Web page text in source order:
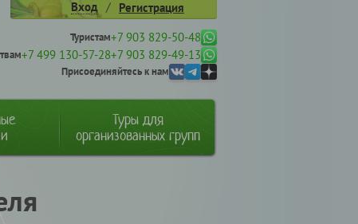
Вход / Регистрация
Туристам+7 903 829-50-48
+7 499 130-57-28+7 903 829-49-13
Присоединяйтесь к нам
Туры для
организованных групп